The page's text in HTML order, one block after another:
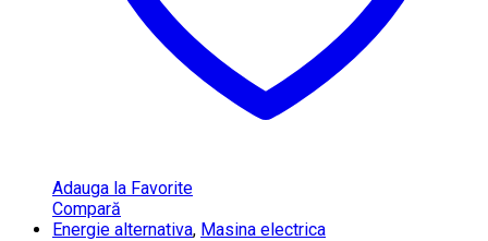
Adauga la Favorite
Compară
Energie alternativa, Masina electrica